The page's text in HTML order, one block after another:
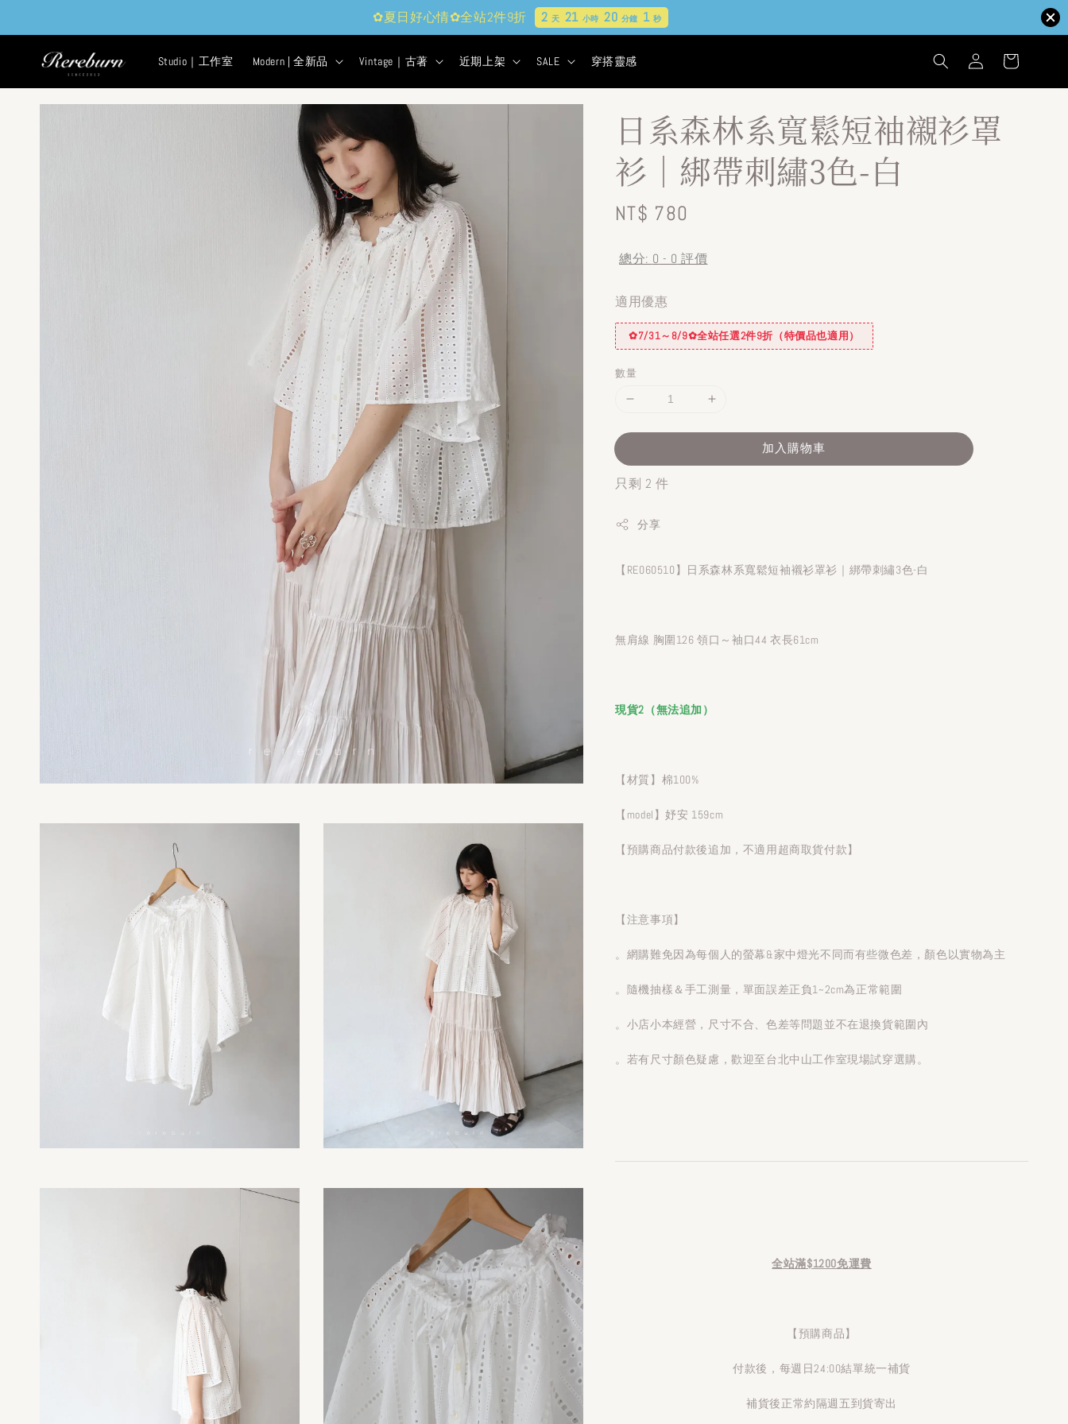
✿夏日好心情✿全站2件9折 2天 21 小時 20 分鐘 0秒
Studio｜工作室 Modern | 全新品 Vintage｜古著 近期上架 SALE 穿搭靈感
日系森林系寬鬆短袖襯衫罩
衫｜綁帶刺繡3色-白
Regular
NT$ 780
總分: 0 - 0 評價
適用優惠
✿7/31～8/9✿全站任選2件9折（特價品也適用）
數量
加入購物車
只剩 2 件
分享
【RE060510】日系森林系寬鬆短袖襯衫罩衫｜綁帶刺繡3色-白
無肩線 胸圍126 領口～袖口44 衣長61cm
現貨2（無法追加）
【材質】棉100%
【model】妤安 159cm
【預購商品付款後追加，不適用超商取貨付款】
【注意事項】
。網購難免因為每個人的螢幕&家中燈光不同而有些微色差，顏色以實物為主
。隨機抽樣＆手工測量，單面誤差正負1~2cm為正常範圍
。小店小本經營，尺寸不合、色差等問題並不在退換貨範圍內
。若有尺寸顏色疑慮，歡迎至台北中山工作室現場試穿選購。
全站滿$1200免運費
【預購商品】
付款後，每週日24:00結單統一補貨
補貨後正常約隔週五到貨寄出